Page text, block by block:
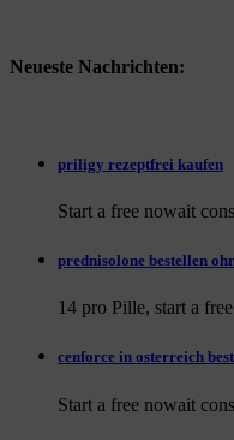
Neueste Nachrichten:
priligy rezeptfrei kaufen
Start a free nowait
prednisolone bestellen
14 pro Pille, start a
cenforce in osterreich
Start a free nowait